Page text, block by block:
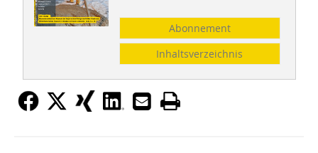
Abonnement
Inhaltsverzeichnis